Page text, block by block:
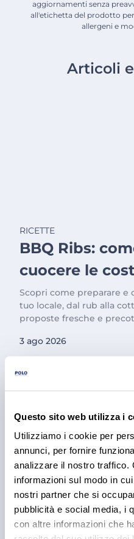
Questo sito web utilizza i
Utilizziamo i cookie per
annunci, per fornire
analizzare il nostro traffico.
informazioni sul modo in
nostri partner che si
pubblicità e social media, i
con altre informazioni che
aggiornamenti senza
all'etichetta del prodotto
allergeni e
Articoli
RICETTE
BBQ Ribs:
cuocere le
Scopri come preparare e
tuo locale, dal rub alla
proposte fresche e
3 ago 2026
PRODOTTI
Cantina Valle